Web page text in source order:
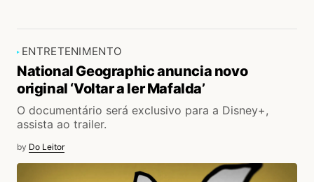
ENTRETENIMENTO
National Geographic anuncia novo
original ‘Voltar a ler Mafalda’
O documentário será exclusivo para a Disney+,
assista ao trailer.
by Do Leitor